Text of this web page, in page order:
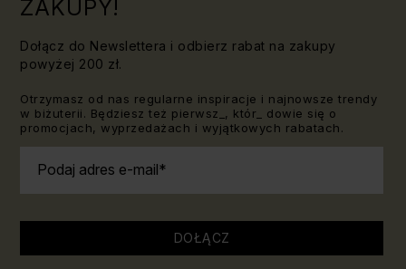
ZAKUPY!
Dołącz do Newslettera i odbierz rabat na zakupy
powyżej 200 zł.
Otrzymasz od nas regularne inspiracje i najnowsze trendy
w biżuterii. Będziesz też pierwsz_, któr_ dowie się o
promocjach, wyprzedażach i wyjątkowych rabatach.
Podaj adres e-mail
DOŁĄCZ